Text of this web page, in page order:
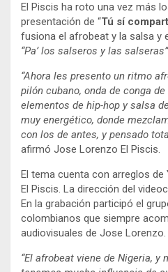
El Piscis ha roto una vez más
presentación de “Tú sí
fusiona el afrobeat y la salsa y
“Pa’ los salseros y las
“Ahora les presento un ritmo
pilón cubano, onda de conga de
elementos de hip-hop y salsa
muy energético, donde
con los de antes, y pensado
afirmó Jose Lorenzo El Piscis.
El tema cuenta con arreglos
El Piscis. La dirección del
En la grabación participó el
colombianos que siempre
audiovisuales de Jose Lorenzo.
“El afrobeat viene de Nigeria, y